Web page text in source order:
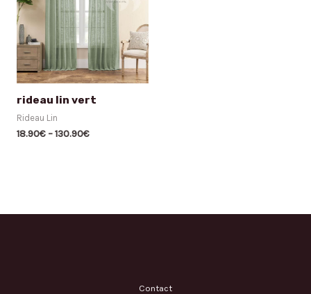
rideau lin vert
Rideau Lin
18.90€–130.90€
Contact